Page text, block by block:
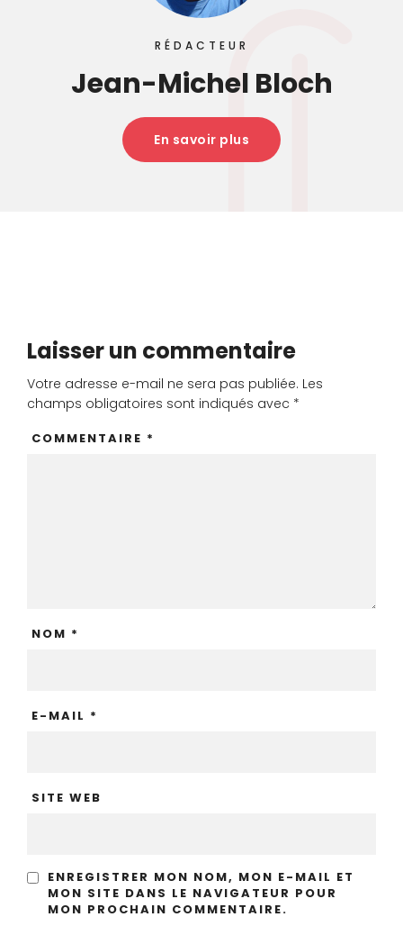
RÉDACTEUR
Jean-Michel Bloch
En savoir plus
Laisser un commentaire
Votre adresse e-mail ne sera pas publiée. Les
champs obligatoires sont indiqués avec *
COMMENTAIRE *
NOM *
E-MAIL *
SITE WEB
ENREGISTRER MON NOM, MON E-MAIL ET
MON SITE DANS LE NAVIGATEUR POUR
MON PROCHAIN COMMENTAIRE.